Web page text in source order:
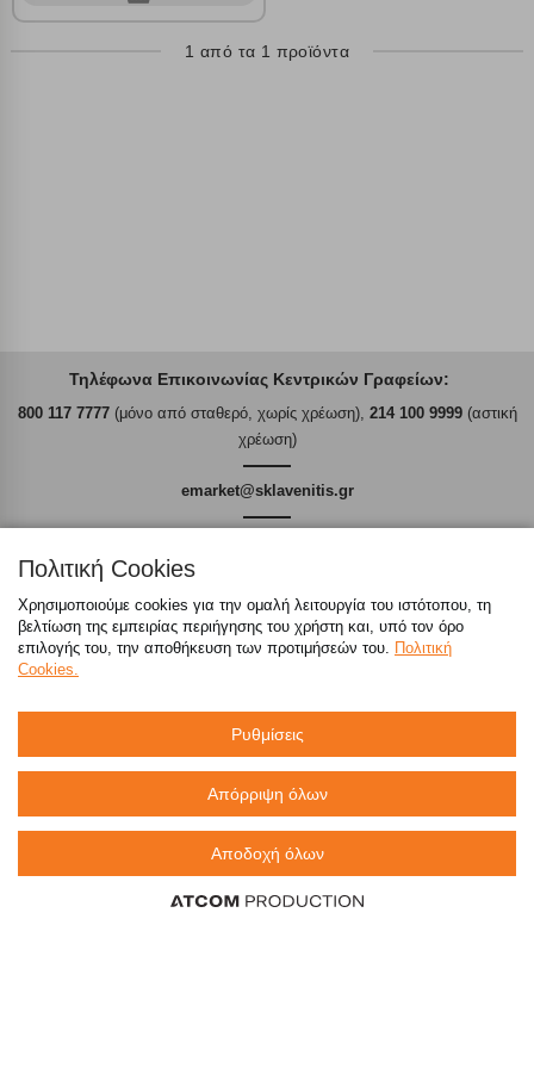
1 από τα 1 προϊόντα
Τηλέφωνα Επικοινωνίας Κεντρικών Γραφείων:
800 117 7777(μόνο από σταθερό, χωρίς χρέωση), 214 100 9999(αστική
χρέωση)
emarket@sklavenitis.gr
Καταστήματα
eMarket
(μόνο από σταθερό, χωρίς χρέωση)
214 100 9999 (αστική χρέωση)
Πολιτική Cookies
Χρησιμοποιούμε cookies για την ομαλή λειτουργία του ιστότοπου, τη
βελτίωση της εμπειρίας περιήγησης του χρήστη και, υπό τον όρο
επιλογής του, την αποθήκευση των προτιμήσεών του. Πολιτική
Cookies.
Ρυθμίσεις
Απόρριψη όλων
Αποδοχή όλων
Απόρριψη όλων